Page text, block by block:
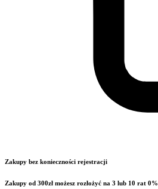
Zakupy bez konieczności rejestracji
Zakupy od 300zł możesz rozłożyć na 3 lub 10 rat 0%